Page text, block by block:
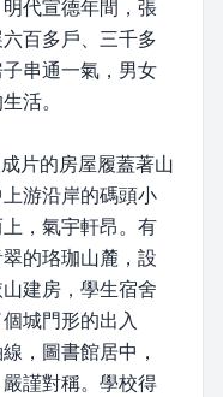
代宣德年間，張
百多戶、三千多
串通一氣，男女
活。
片的房屋履蓋著山
游沿岸的碼頭小
，氣宇軒昂。有
的珞珈山麓，設
建房，學生宿舍
城門形的出入
，圖書館居中，
謹對稱。學校得